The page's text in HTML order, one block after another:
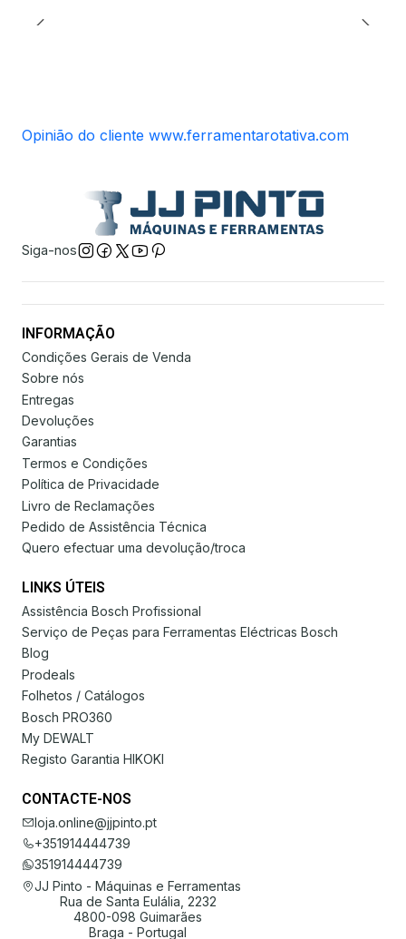
Opinião do cliente www.ferramentarotativa.com
Siga-nos
INFORMAÇÃO
Condições Gerais de Venda
Sobre nós
Entregas
Devoluções
Garantias
Termos e Condições
Política de Privacidade
Livro de Reclamações
Pedido de Assistência Técnica
Quero efectuar uma devolução/troca
LINKS ÚTEIS
Assistência Bosch Profissional
Serviço de Peças para Ferramentas Eléctricas Bosch
Blog
Prodeals
Folhetos / Catálogos
Bosch PRO360
My DEWALT
Registo Garantia HIKOKI
CONTACTE-NOS
loja.online@jjpinto.pt
+351914444739
351914444739
JJ Pinto - Máquinas e Ferramentas
Rua de Santa Eulália, 2232
4800-098 Guimarães
Braga - Portugal